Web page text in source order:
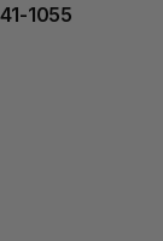
1055